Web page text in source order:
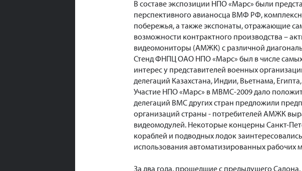
В составе экспозиции НПО «Марс» были
перспективного авианосца ВМФ РФ,
побережья, а также экспонаты, отражающие
возможности контрактного производства –
видеомониторы (АМЖК) с различной
Стенд ФНПЦ ОАО НПО «Марс» был в числе
интерес у представителей военных
делегаций Казахстана, Индии, Вьетнама,
Участие НПО «Марс» в МВМС-2009 дало
делегаций ВМС других стран предложили
организаций страны - потребителей АМЖК
видеомодулей. Некоторые концерны Санкт-
кораблей и подводных лодок
использования автоматизированных рабочих
За два года, прошедшие с предыдущего